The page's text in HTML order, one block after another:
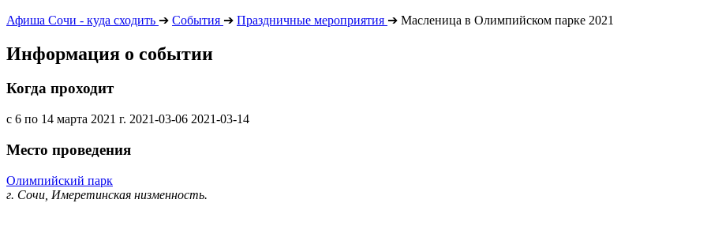
Афиша Сочи - куда сходить ➔ События ➔ Праздничные мероприятия ➔ Масленица в Олимпийском парке 2021
Информация о событии
Когда проходит
с 6 по 14 марта 2021 г. 2021-03-06 2021-03-14
Место проведения
Олимпийский парк
г. Сочи, Имеретинская низменность.